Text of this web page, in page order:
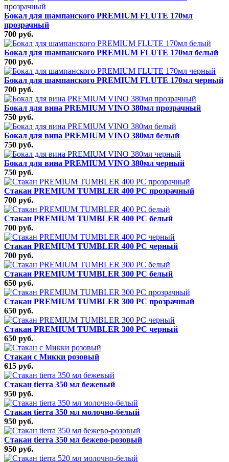
Бокал для шампанского PREMIUM FLUTE 170мл
прозрачный
700 руб.
Бокал для шампанского PREMIUM FLUTE 170мл белый
700 руб.
Бокал для шампанского PREMIUM FLUTE 170мл черный
700 руб.
Бокал для вина PREMIUM VINO 380мл прозрачный
750 руб.
Бокал для вина PREMIUM VINO 380мл белый
750 руб.
Бокал для вина PREMIUM VINO 380мл черный
750 руб.
Стакан PREMIUM TUMBLER 400 PC прозрачный
700 руб.
Стакан PREMIUM TUMBLER 400 PC белый
700 руб.
Стакан PREMIUM TUMBLER 400 PC черный
700 руб.
Стакан PREMIUM TUMBLER 300 PC белый
650 руб.
Стакан PREMIUM TUMBLER 300 PC прозрачный
650 руб.
Стакан PREMIUM TUMBLER 300 PC черный
650 руб.
Стакан с Микки розовый
615 руб.
Стакан tierra 350 мл бежевый
950 руб.
Стакан tierra 350 мл молочно-белый
950 руб.
Стакан tierra 350 мл бежево-розовый
950 руб.